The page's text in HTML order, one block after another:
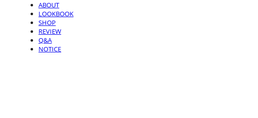
ABOUT
LOOKBOOK
SHOP
REVIEW
Q&A
NOTICE